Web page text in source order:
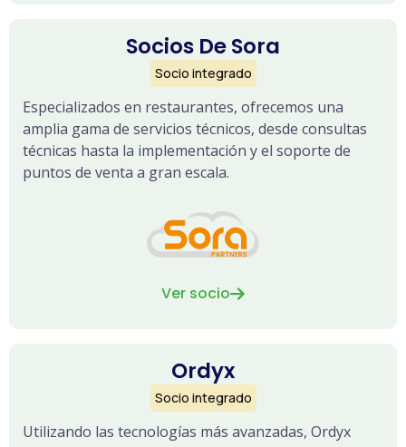
Socios De Sora
Socio integrado
Especializados en restaurantes, ofrecemos una
amplia gama de servicios técnicos, desde consultas
técnicas hasta la implementación y el soporte de
puntos de venta a gran escala.
Ver socio
Ordyx
Socio integrado
Utilizando las tecnologías más avanzadas, Ordyx